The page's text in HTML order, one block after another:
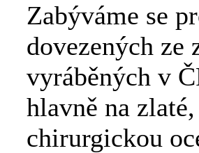
Zabýváme se
dovezených ze
vyráběných v
hlavně na
chirurgickou